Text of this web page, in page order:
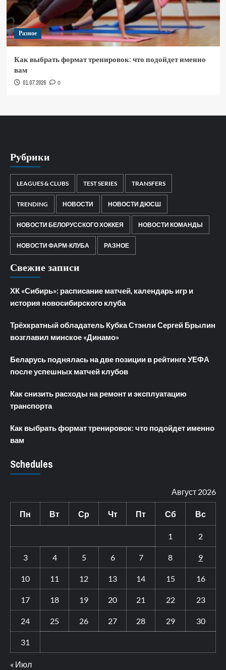
Разное
Как выбрать формат тренировок: что подойдет именно
вам
01.07.2026 0
Рубрики
LEAGUES & CLUBS TEST SERIES TRANSFERS
TRENDING НОВОСТИ НОВОСТИ ДЮСШ
НОВОСТИ БЕЛОРУССКОГО ХОККЕЯ НОВОСТИ КОМАНДЫ
НОВОСТИ ФАРМ-КЛУБА РАЗНОЕ
Свежие записи
ХК «Сибирь»: расписание матчей, календарь игр и
история новосибирского клуба
Трёхкратный обладатель Кубка Стэнли Сергей Брылин
возглавил минское «Динамо»
Беларусь поднялась на две позиции в рейтинге УЕФА
после успешных матчей клубов
Как снизить расходы на ремонт и эксплуатацию
транспорта
Как выбрать формат тренировок: что подойдет именно
вам
Schedules
Август 2026
Пн Вт Ср Чт Пт Сб Вс
1 2
3 4 5 6 7 8 9
10 11 12 13 14 15 16
17 18 19 20 21 22 23
24 25 26 27 28 29 30
31
« Июл